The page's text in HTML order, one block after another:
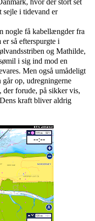
hvor der stort set
sejle i tidevand er
nogle få kabellængder fra
så efterspurgte i
og Mathilde,
i sig ind mod en
Men også umådeligt
op, udregningerne
der forude, på sikker vis,
kraft bliver aldrig